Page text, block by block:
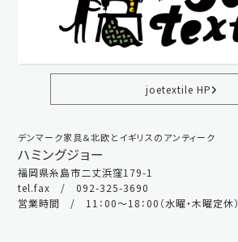
joetextile HP
デンマーク家具＆北欧とイギリスのアンティーク
ハミングジョー
福岡県糸島市二丈浜窪179-1
tel.fax / 092-325-3690
営業時間 / 11：00～18：00（水曜・木曜定休）